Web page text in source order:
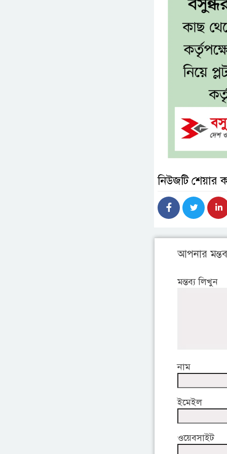
নিউজটি শেয়ার
আপনার
মন্তব্য লিখুন
নাম
ইমেইল
ওয়েবসাইট